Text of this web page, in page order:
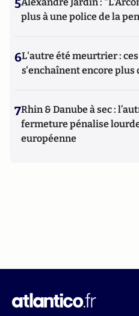
5
plus à une police de la
6L'autre été meurtrier :
s'enchaînent encore plus
7Rhin & Danube à sec :
fermeture pénalise
européenne